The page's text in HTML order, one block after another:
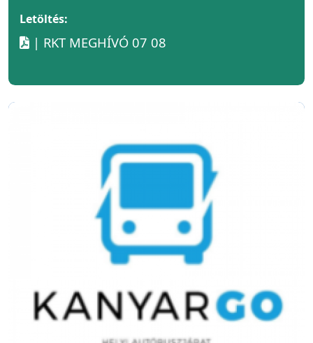
Letöltés:
| RKT MEGHÍVÓ 07 08